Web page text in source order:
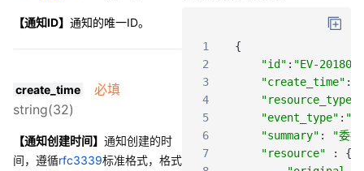
【通知ID】 通知的唯一ID。
create_time
必填
string(32)
【通知创建时间】 通知创建的时
间，遵循rfc3339标准格式，格式
1
{
2
"id" : "EV-
3
"create_time" :
4
"resource_type"
5
"event_type" :
6
"summary" :
"委
7
"resource" :
{